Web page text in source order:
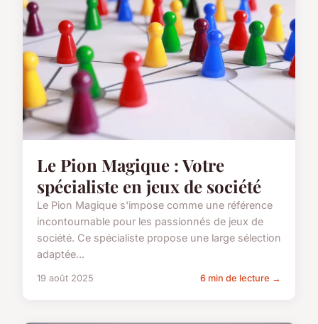
Le Pion Magique : Votre
spécialiste en jeux de société
Le Pion Magique s'impose comme une référence
incontournable pour les passionnés de jeux de
société. Ce spécialiste propose une large sélection
adaptée...
19 août 2025 6 min de lecture →